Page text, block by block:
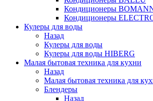
Кондиционеры
Кондиционеры
Кулеры для воды
Назад
Кулеры для воды
Кулеры для воды HIBERG
Малая бытовая техника для кухни
Назад
Малая бытовая техника для
Блендеры
Назад